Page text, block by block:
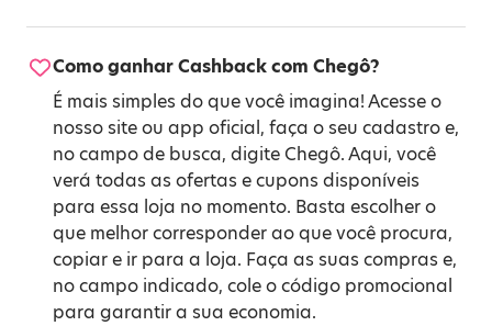
Como ganhar Cashback com Chegô?
É mais simples do que você imagina! Acesse o
nosso site ou app oficial, faça o seu cadastro e,
no campo de busca, digite Chegô. Aqui, você
verá todas as ofertas e cupons disponíveis
para essa loja no momento. Basta escolher o
que melhor corresponder ao que você procura,
copiar e ir para a loja. Faça as suas compras e,
no campo indicado, cole o código promocional
para garantir a sua economia.